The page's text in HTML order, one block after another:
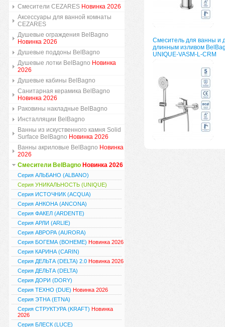
Смесители CEZARES Новинка 2026
Аксессуары для ванной комнаты
CEZARES
Душевые ограждения BelBagno
Новинка 2026
Душевые поддоны BelBagno
Душевые лотки BelBagno Новинка
2026
Душевые кабины BelBagno
Санитарная керамика BelBagno
Новинка 2026
Раковины накладные BelBagno
Инсталляции BelBagno
Ванны из искуственного камня Solid
Surface BelBagno Новинка 2026
Ванны акриловые BelBagno Новинка
2026
Смесители BelBagno Новинка 2026
Серия АЛЬБАНО (ALBANO)
Серия УНИКАЛЬНОСТЬ (UNIQUE)
Серия ИСТОЧНИК (ACQUA)
Серия АНКОНА (ANCONA)
Серия ФАКЕЛ (ARDENTE)
Серия АРЛИ (ARLIE)
Серия АВРОРА (AURORA)
Серия БОГЕМА (BOHEME) Новинка 2026
Серия КАРИНА (CARIN)
Серия ДЕЛЬТА (DELTA) 2.0 Новинка 2026
Серия ДЕЛЬТА (DELTA)
Серия ДОРИ (DORY)
Серия ТЕХНО (DUE) Новинка 2026
Серия ЭТНА (ETNA)
Серия СТРУКТУРА (KRAFT) Новинка
2026
Серия БЛЕСК (LUCE)
Смеситель для ванны и
длинным изливом
UNIQUE-VASM-L-CRM